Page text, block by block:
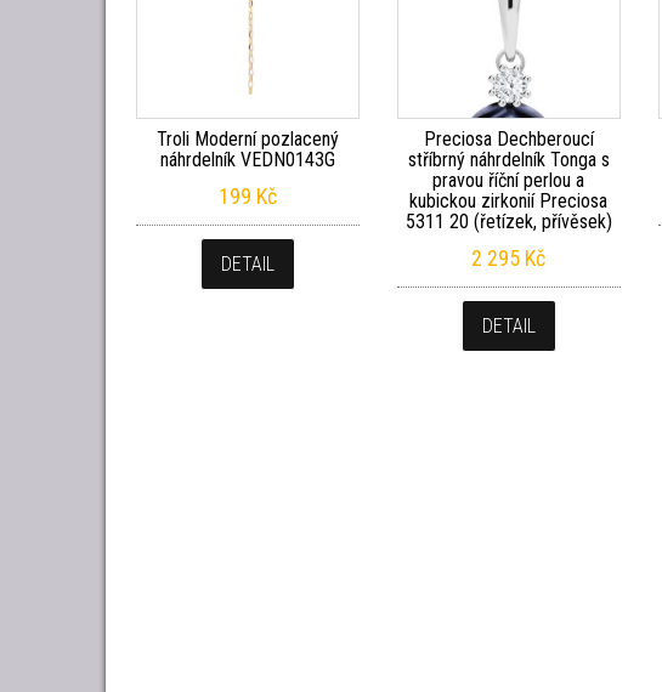
Troli Moderní pozlacený
náhrdelník VEDN0143G
199 Kč
DETAIL
Preciosa Dechberoucí
stříbrný náhrdelník Tonga s
pravou říční perlou a
kubickou zirkonií Preciosa
5311 20 (řetízek, přívěsek)
2 295 Kč
DETAIL